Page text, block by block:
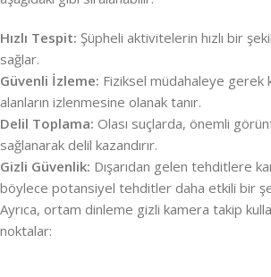
Hızlı Tespit: Şüpheli aktivitelerin hızlı bir
sağlar.
Güvenli İzleme: Fiziksel müdahaleye gerek
alanların izlenmesine olanak tanır.
Delil Toplama: Olası suçlarda, önemli
sağlanarak delil kazandırır.
Gizli Güvenlik: Dışarıdan gelen tehditlere
böylece potansiyel tehditler daha etkili bir
Ayrıca, ortam dinleme gizli kamera takip
noktalar: